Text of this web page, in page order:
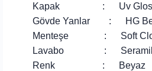
Kapak : Uv Gloss
Gövde Yanlar : HG
Menteşe : Soft
Lavabo :
Renk : Beyaz